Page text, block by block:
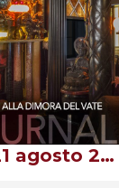
9/14/16/21 agosto 2026 – Notturnale 2026